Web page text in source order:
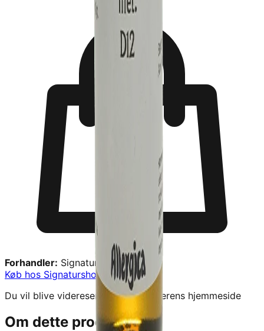
Forhandler: Signaturshop
Køb hos Signaturshop
→
Du vil blive videresendt til forhandlerens hjemmeside
Om dette produkt